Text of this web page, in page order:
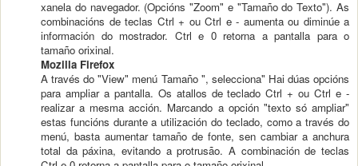
xanela do navegador. (Opcións "Zoom" e "Tamaño do Texto"). As
combinacións de teclas Ctrl + ou Ctrl e - aumenta ou diminúe a
información do mostrador. Ctrl e 0 retorna a pantalla para o
tamaño orixinal.
Mozilla Firefox
A través do "View" menú Tamaño ", selecciona" Hai dúas opcións
para ampliar a pantalla. Os atallos de teclado Ctrl + ou Ctrl e -
realizar a mesma acción. Marcando a opción "texto só ampliar"
estas funcións durante a utilización do teclado, como a través do
menú, basta aumentar tamaño de fonte, sen cambiar a anchura
total da páxina, evitando a protrusão. A combinación de teclas